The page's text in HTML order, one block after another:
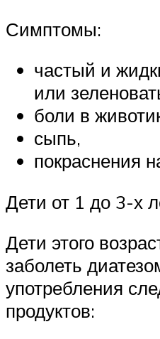
Симптомы:
частый и
или
боли в
сыпь,
покраснения
Дети от 1 до 3-х
Дети этого
заболеть
употребления
продуктов: